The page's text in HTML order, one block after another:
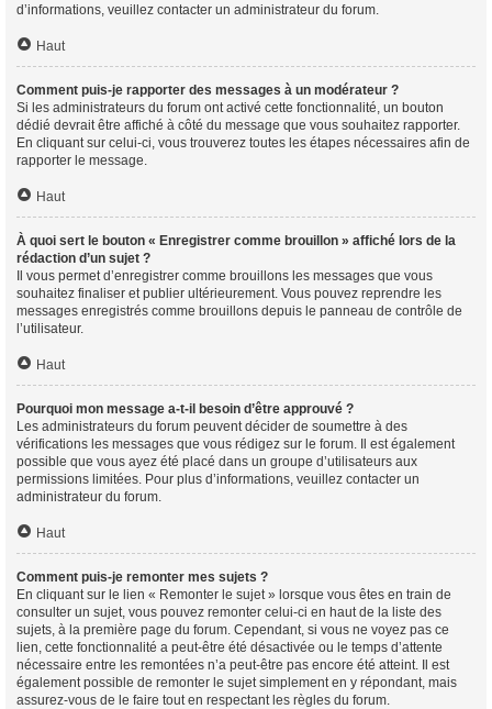
d’informations, veuillez contacter un administrateur du forum.
Haut
Comment puis-je rapporter des messages à un modérateur ?
Si les administrateurs du forum ont activé cette fonctionnalité, un bouton
dédié devrait être affiché à côté du message que vous souhaitez rapporter.
En cliquant sur celui-ci, vous trouverez toutes les étapes nécessaires afin de
rapporter le message.
Haut
À quoi sert le bouton « Enregistrer comme brouillon » affiché lors de la
rédaction d’un sujet ?
Il vous permet d’enregistrer comme brouillons les messages que vous
souhaitez finaliser et publier ultérieurement. Vous pouvez reprendre les
messages enregistrés comme brouillons depuis le panneau de contrôle de
l’utilisateur.
Haut
Pourquoi mon message a-t-il besoin d’être approuvé ?
Les administrateurs du forum peuvent décider de soumettre à des
vérifications les messages que vous rédigez sur le forum. Il est également
possible que vous ayez été placé dans un groupe d’utilisateurs aux
permissions limitées. Pour plus d’informations, veuillez contacter un
administrateur du forum.
Haut
Comment puis-je remonter mes sujets ?
En cliquant sur le lien « Remonter le sujet » lorsque vous êtes en train de
consulter un sujet, vous pouvez remonter celui-ci en haut de la liste des
sujets, à la première page du forum. Cependant, si vous ne voyez pas ce
lien, cette fonctionnalité a peut-être été désactivée ou le temps d’attente
nécessaire entre les remontées n’a peut-être pas encore été atteint. Il est
également possible de remonter le sujet simplement en y répondant, mais
assurez-vous de le faire tout en respectant les règles du forum.